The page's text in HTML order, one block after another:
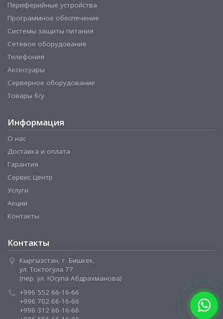
Периферийные устройства
Программное обеспечение
Системы защиты питания
Сетевое оборудование
Телефония
Аксессуары
Серверное оборудование
Товары б/у
Информация
О нас
Доставка и оплата
Гарантия
Сервис Центр
Услуги
Акции
Контакты
Контакты
Кыргызстан, г. Бишкек,
ул. Токтогула 77
(пер. ул. Юсупа Абдрахманова)
+996 552 66-16-66
+996 702 66-16-66
+996 312 66-16-66